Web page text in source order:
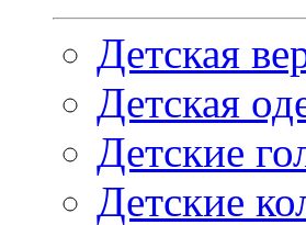
Детская
Детская
Детские
Детские